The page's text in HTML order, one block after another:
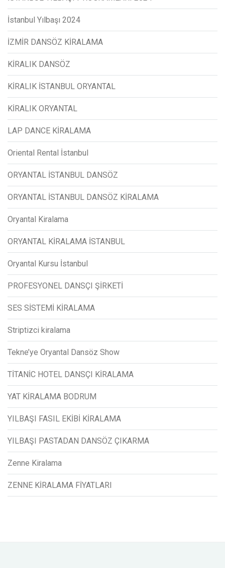
İstanbul Yılbaşı 2024
İZMİR DANSÖZ KİRALAMA
KİRALIK DANSÖZ
KİRALIK İSTANBUL ORYANTAL
KİRALIK ORYANTAL
LAP DANCE KİRALAMA
Oriental Rental İstanbul
ORYANTAL İSTANBUL DANSÖZ
ORYANTAL İSTANBUL DANSÖZ KİRALAMA
Oryantal Kiralama
ORYANTAL KİRALAMA İSTANBUL
Oryantal Kursu İstanbul
PROFESYONEL DANSÇI ŞİRKETİ
SES SİSTEMİ KİRALAMA
Striptizci kiralama
Tekne’ye Oryantal Dansöz Show
TİTANİC HOTEL DANSÇI KİRALAMA
YAT KİRALAMA BODRUM
YILBAŞI FASIL EKİBİ KİRALAMA
YILBAŞI PASTADAN DANSÖZ ÇIKARMA
Zenne Kiralama
ZENNE KİRALAMA FİYATLARI